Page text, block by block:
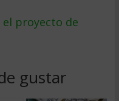
el proyecto de
gustar